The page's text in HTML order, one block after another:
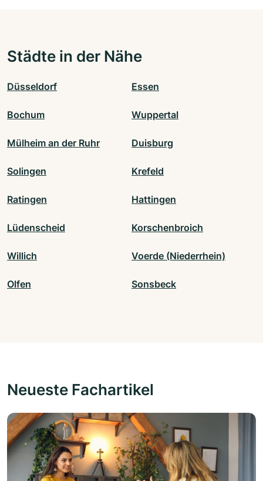
Städte in der Nähe
Düsseldorf Essen
Bochum Wuppertal
Mülheim an der Ruhr Duisburg
Solingen Krefeld
Ratingen Hattingen
Lüdenscheid Korschenbroich
Willich Voerde (Niederrhein)
Olfen Sonsbeck
Neueste Fachartikel